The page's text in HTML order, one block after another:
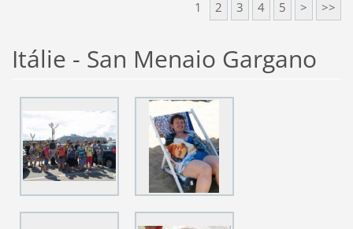
1 2 3 4 5 > >>
Itálie - San Menaio Gargano